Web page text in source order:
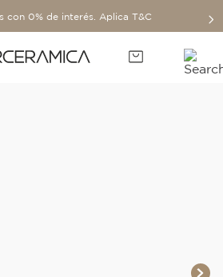
con 0% de interés. Aplica T&C